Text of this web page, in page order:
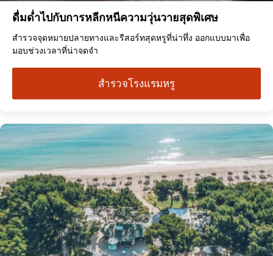
ดื่มด่ำไปกับการหลีกหนีความวุ่นวายสุดพิเศษ
สำรวจจุดหมายปลายทางและรีสอร์ทสุดหรูที่น่าทึ่ง ออกแบบมาเพื่อ
มอบช่วงเวลาที่น่าจดจำ
สำรวจโรงแรมหรู